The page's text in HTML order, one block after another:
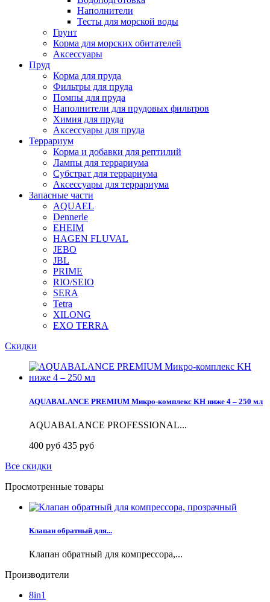
Наполнители
Тесты для морской воды
Грунт
Корма для морских обитателей
Аксессуары
Пруд
Корма для пруда
Фильтры для пруда
Помпы для пруда
Наполнители для прудовых фильтров
Химия для пруда
Аксессуары для пруда
Террариум
Корма и добавки для рептилий
Лампы для террариума
Субстрат для террариума
Аксессуары для террариума
Запасные части
AQUAEL
Dennerle
EHEIM
HAGEN FLUVAL
JEBO
JBL
PRIME
RIO/SEIO
SERA
Tetra
XILONG
EXO TERRA
Скидки
AQUABALANCE PREMIUM Микро-комплекс KH ниже 4 – 250 мл
AQUABALANCE PROFESSIONAL...
400 руб 435 руб
Все скидки
Просмотренные товары
Клапан обратный для...
Клапан обратный для компрессора,...
Производители
8in1